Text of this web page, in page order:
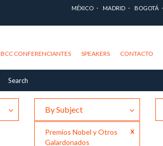
MÉXICO MADRID BOGOTÁ
BCC CONFERENCIANTES SPEAKERS CONTACTO
By Subject
Premios Nobel y Otros
Galardonados
x